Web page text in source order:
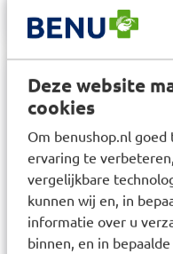
Deze website
cookies
Om benushop.nl
ervaring te
vergelijkbare
kunnen wij en, in
informatie over u
binnen, en in
Samenstelling
Bactiol? Plus bevat
acidophilus NCFM?
?g vitamine A en 2,5